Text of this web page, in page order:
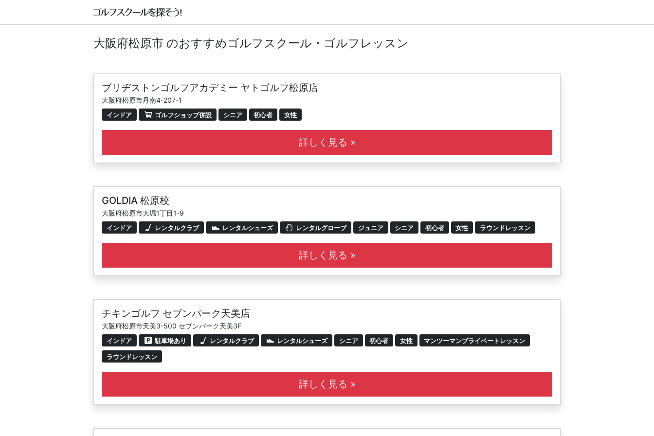
大阪府松原市 のおすすめゴルフスクール・ゴルフレッスン
ブリヂストンゴルフアカデミー ヤトゴルフ松原店
大阪府松原市丹南4-207-1
インドア ゴルフショップ併設 シニア 初心者 女性
詳しく見る »
GOLDIA 松原校
大阪府松原市大堀1丁目1-9
インドア レンタルクラブ レンタルシューズ レンタルグローブ ジュニア シニア 初心者 女性 ラウンドレッスン
詳しく見る »
チキンゴルフ セブンパーク天美店
大阪府松原市天美3-500 セブンパーク天美3F
インドア 駐車場あり レンタルクラブ レンタルシューズ シニア 初心者 女性 マンツーマンプライベートレッスン
ラウンドレッスン
詳しく見る »